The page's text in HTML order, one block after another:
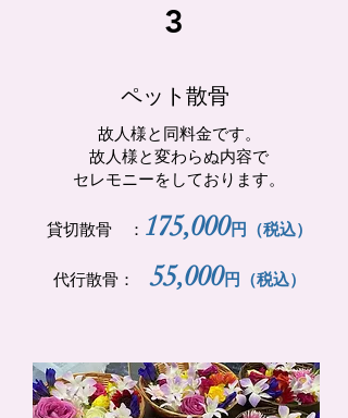
3
​ペット散骨
故人様と同料金です。
故人様と変わらぬ内容で
セレモニーをしております。
貸切散骨 ： 175,000円 （税込）
代行散骨：55,000円 （税込）